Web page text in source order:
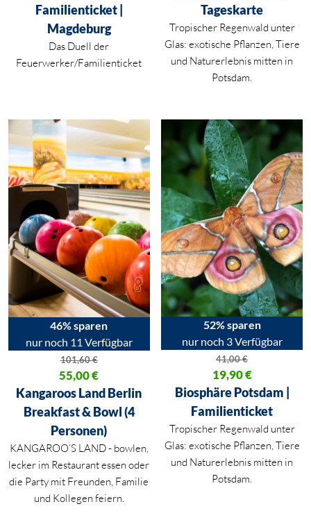
Familienticket |
Magdeburg
Das Duell der
Feuerwerker/Familienticket
Tageskarte
Tropischer Regenwald unter
Glas: exotische Pflanzen, Tiere
und Naturerlebnis mitten in
Potsdam.
46% sparen
nur noch 11 Verfügbar
101,60€
Ursprünglicher Preis war: 101,60 €
55,00€
Aktueller Preis ist: 55,00 €.
Kangaroos Land Berlin
Breakfast & Bowl (4
Personen)
KANGAROO’S LAND - bowlen,
lecker im Restaurant essen oder
die Party mit Freunden, Familie
und Kollegen feiern.
52% sparen
nur noch 3 Verfügbar
41,00€
Ursprünglicher Preis war:
19,90€
Aktueller Preis ist: 19,90 €.
Biosphäre Potsdam |
Familienticket
Tropischer Regenwald unter
Glas: exotische Pflanzen, Tiere
und Naturerlebnis mitten in
Potsdam.